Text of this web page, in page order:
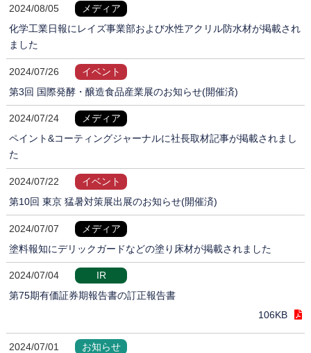
2024/08/05
メディア
化学工業日報にレイズ事業部および水性アクリル防水材が掲載され
ました
2024/07/26
イベント
第3回 国際発酵・醸造食品産業展のお知らせ(開催済)
2024/07/24
メディア
ペイント&コーティングジャーナルに社長取材記事が掲載されまし
た
2024/07/22
イベント
第10回 東京 猛暑対策展出展のお知らせ(開催済)
2024/07/07
メディア
塗料報知にデリックガードなどの塗り床材が掲載されました
2024/07/04
IR
第75期有価証券期報告書の訂正報告書
106KB
2024/07/01
お知らせ